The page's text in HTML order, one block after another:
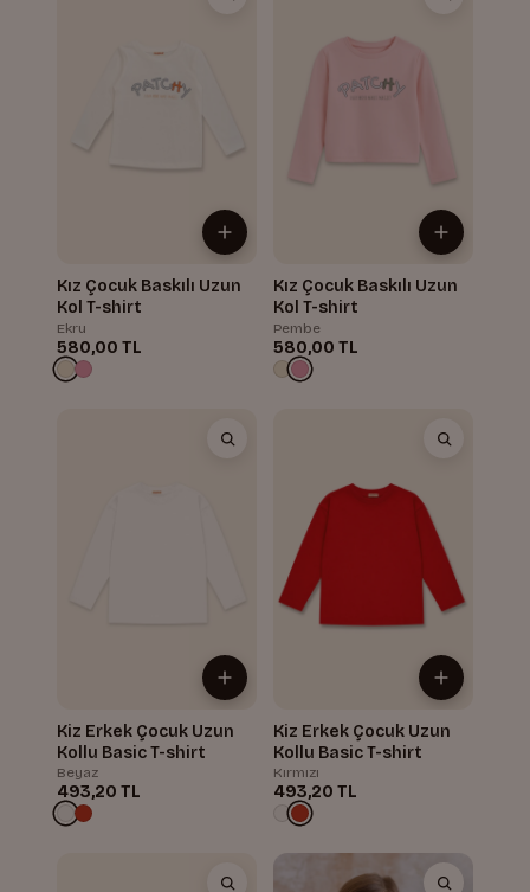
Kız Çocuk Baskılı Uzun
Kol T-shirt
Ekru
580,00 TL
Kız Çocuk Baskılı Uzun
Kol T-shirt
Pembe
580,00 TL
Kiz Erkek Çocuk Uzun
Kollu Basic T-shirt
Beyaz
493,20 TL
Kiz Erkek Çocuk Uzun
Kollu Basic T-shirt
Kırmızı
493,20 TL